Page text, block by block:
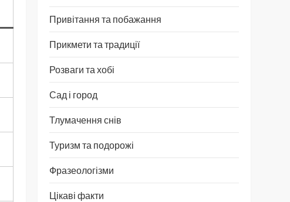
Привітання та побажання
Прикмети та традиції
Розваги та хобі
Сад і город
Тлумачення снів
Туризм та подорожі
Фразеологізми
Цікаві факти